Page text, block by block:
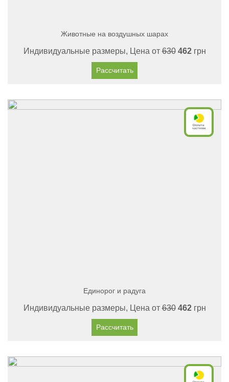
Животные на воздушных шарах
Индивидуальные размеры, Цена от630 462грн
Рассчитать
Единорог и радуга
Индивидуальные размеры, Цена от630 462грн
Рассчитать